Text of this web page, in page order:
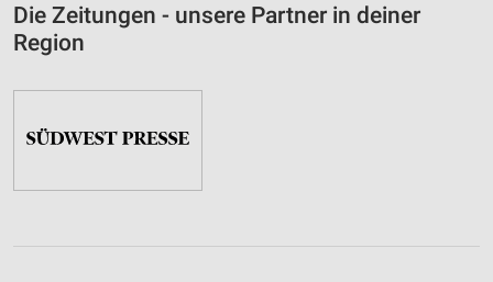
Die Zeitungen - unsere Partner in deiner
Region